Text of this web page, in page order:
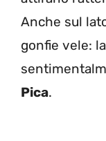
Anche sul
gonfie vele:
Pica.